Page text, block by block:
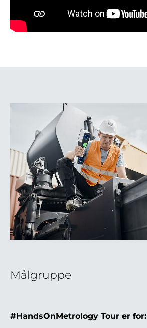
Målgruppe
#HandsOnMetrology Tour er for: